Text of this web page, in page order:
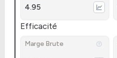
4.95
Efficacité
Marge Brute